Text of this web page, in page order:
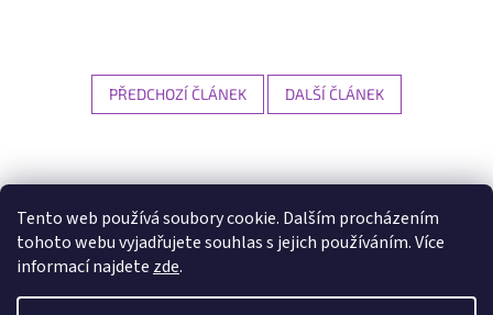
Tento web používá soubory cookie. Dalším procházením
tohoto webu vyjadřujete souhlas s jejich používáním. Více
informací najdete zde.
PŘEDCHOZÍ ČLÁNEK DALŠÍ ČLÁNEK
á